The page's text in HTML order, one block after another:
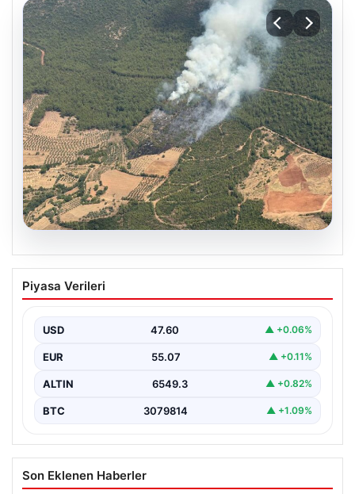
Muğla Yatağan’da orman yangını
Piyasa Verileri
USD 47.60 ▲ +0.06%
EUR 55.07 ▲ +0.11%
ALTIN 6549.3 ▲ +0.82%
BTC 3079814 ▲ +1.09%
Son Eklenen Haberler